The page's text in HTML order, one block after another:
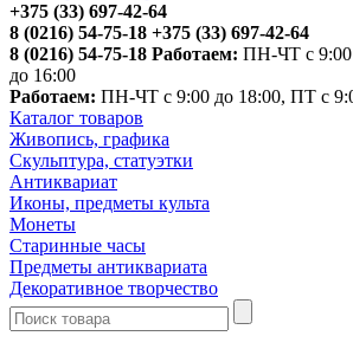
+375 (33) 697-42-64
8 (0216) 54-75-18 +375 (33) 697-42-64
8 (0216) 54-75-18 Работаем: ПН-ЧТ с 9:00
до 16:00
Работаем: ПН-ЧТ с 9:00 до 18:00, ПТ с
Каталог товаров
Живопись, графика
Скульптура, статуэтки
Антиквариат
Иконы, предметы культа
Монеты
Старинные часы
Предметы антиквариата
Декоративное творчество